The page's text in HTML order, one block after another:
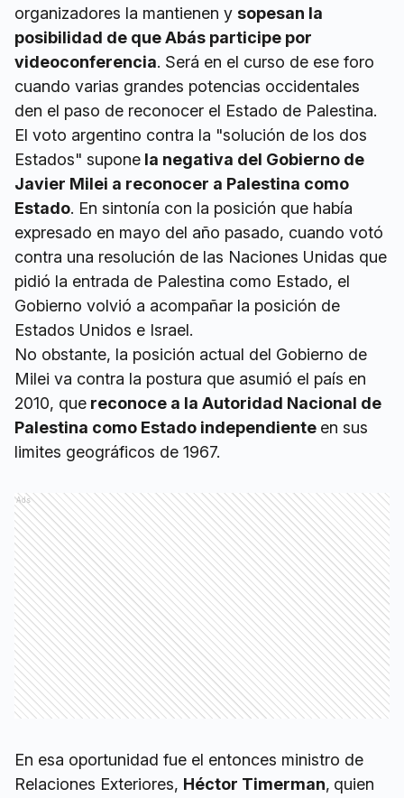
organizadores la mantienen y sopesan la
posibilidad de que Abás participe por
videoconferencia. Será en el curso de ese foro
cuando varias grandes potencias occidentales
den el paso de reconocer el Estado de Palestina.
El voto argentino contra la "solución de los dos
Estados" supone la negativa del Gobierno de
Javier Milei a reconocer a Palestina como
Estado. En sintonía con la posición que había
expresado en mayo del año pasado, cuando votó
contra una resolución de las Naciones Unidas que
pidió la entrada de Palestina como Estado, el
Gobierno volvió a acompañar la posición de
Estados Unidos e Israel.
No obstante, la posición actual del Gobierno de
Milei va contra la postura que asumió el país en
2010, que reconoce a la Autoridad Nacional de
Palestina como Estado independiente en sus
limites geográficos de 1967.
Ads
En esa oportunidad fue el entonces ministro de
Relaciones Exteriores, Héctor Timerman, quien